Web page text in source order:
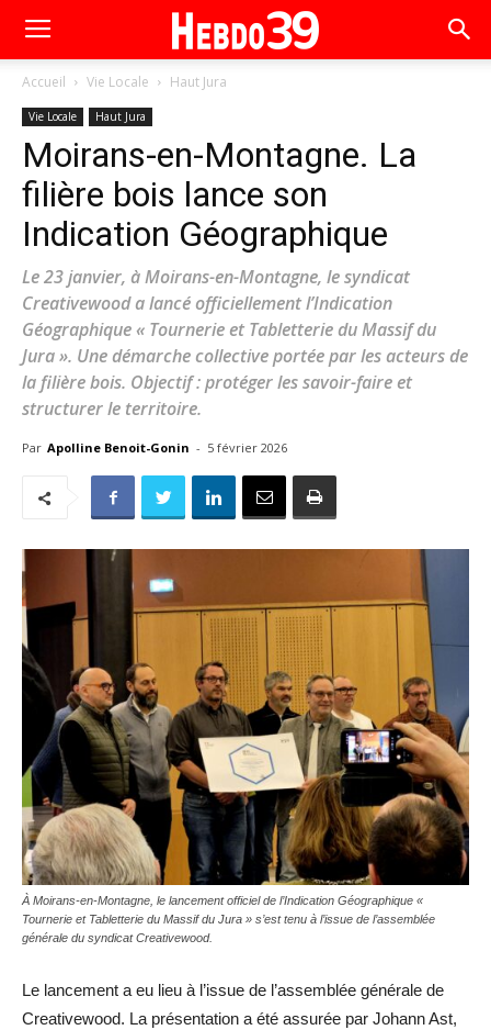
Accueil Vie Locale Haut Jura
Vie Locale Haut Jura
Moirans-en-Montagne. La
filière bois lance son
Indication Géographique
Le 23 janvier, à Moirans-en-Montagne, le syndicat
Creativewood a lancé officiellement l’Indication
Géographique « Tournerie et Tabletterie du Massif du
Jura ». Une démarche collective portée par les acteurs de
la filière bois. Objectif : protéger les savoir-faire et
structurer le territoire.
Par Apolline Benoit-Gonin - 5 février 2026
À Moirans-en-Montagne, le lancement officiel de l’Indication Géographique «
Tournerie et Tabletterie du Massif du Jura » s’est tenu à l’issue de l’assemblée
générale du syndicat Creativewood.
Le lancement a eu lieu à l’issue de l’assemblée générale de
Creativewood. La présentation a été assurée par Johann Ast,